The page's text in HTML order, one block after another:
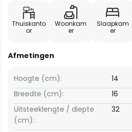
Thuiskanto
or
Woonkam
er
Slaapkam
er
Afmetingen
Breedte (cm): 16
Hoogte (cm): 14
Uitsteeklengte / diepte
(cm):
32